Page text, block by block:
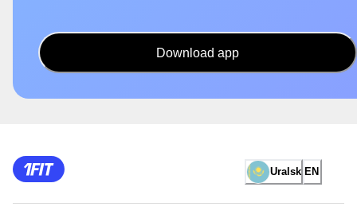
Download app
Uralsk EN